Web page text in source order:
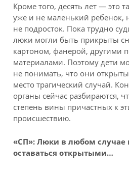
Кроме того, десять лет — это
уже и не маленький ребенок,
не подросток. Пока трудно
люки могли быть прикрыты
картоном, фанерой, другими
материалами. Поэтому дети
не понимать, что они
место трагический случай.
органы сейчас разбираются,
степень вины причастных к
происшествию.
«СП»: Люки в любом случае
оставаться открытыми…